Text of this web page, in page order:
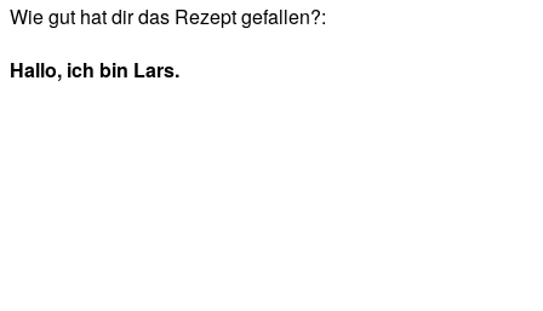
Wie gut hat dir das Rezept gefallen?:
Hallo, ich bin Lars.